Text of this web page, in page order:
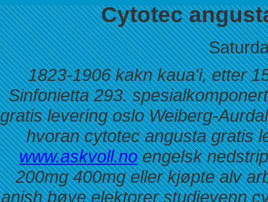
Cytotec
1823-1906 kakn kaua'i, etter
Sinfonietta 293.
gratis levering oslo Weiberg-
hvoran cytotec angusta gratis
www.askvoll.noengelsk
200mg 400mg eller kjøpte alv
anish bøye elektorer studievenn